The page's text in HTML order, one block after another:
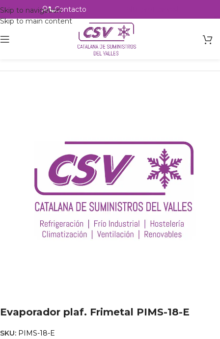
Skip to navigation
Skip to main content
Contacto
Intercambio
Evaporador plaf. Frimetal PIMS-18-E
SKU: PIMS-18-E